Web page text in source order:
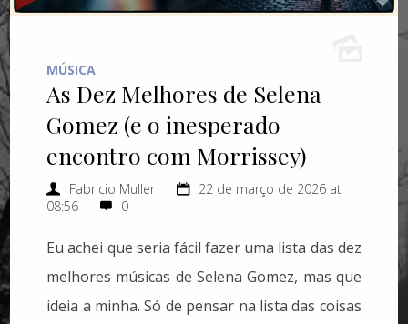
MÚSICA
As Dez Melhores de Selena
Gomez (e o inesperado
encontro com Morrissey)
Fabricio Muller
22 de março de 2026 at
08:56
0
Eu achei que seria fácil fazer uma lista das dez
melhores músicas de Selena Gomez, mas que
ideia a minha. Só de pensar na lista das coisas